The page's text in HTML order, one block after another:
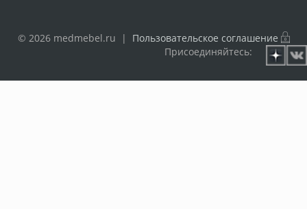
© 2026 medmebel.ru | Пользовательское соглашение
Присоединяйтесь: